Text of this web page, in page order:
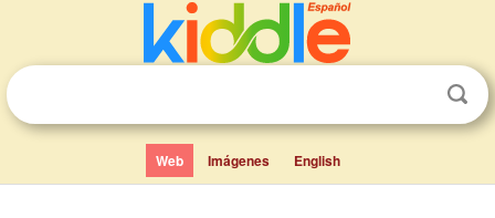
Web Imágenes English